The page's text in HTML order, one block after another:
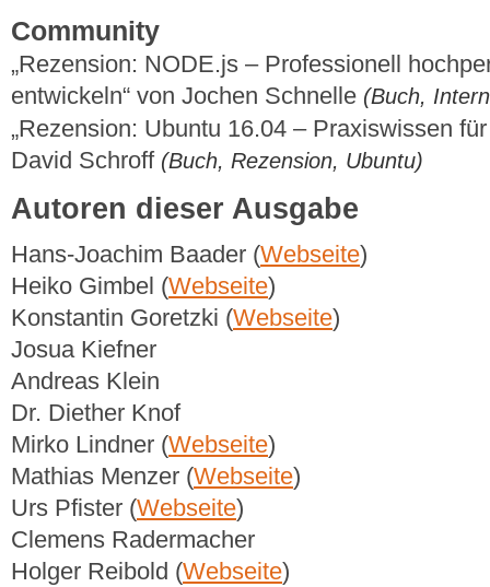
Community
„Rezension: NODE.js – Professionell
entwickeln“ von Jochen Schnelle (Buch,
„Rezension: Ubuntu 16.04 – Praxiswissen
David Schroff (Buch, Rezension, Ubuntu)
Autoren dieser Ausgabe
Hans-Joachim Baader (Webseite)
Heiko Gimbel (Webseite)
Konstantin Goretzki (Webseite)
Josua Kiefner
Andreas Klein
Dr. Diether Knof
Mirko Lindner (Webseite)
Mathias Menzer (Webseite)
Urs Pfister (Webseite)
Clemens Radermacher
Holger Reibold (Webseite)